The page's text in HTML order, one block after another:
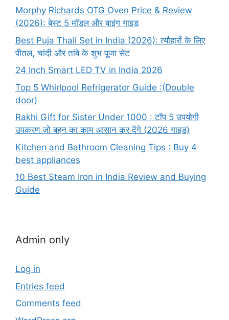
Morphy Richards OTG Oven Price & Review
(2026): बेस्ट 5 मॉडल और बाइंग गाइड
Best Puja Thali Set in India (2026): त्यौहारों के लिए
पीतल, चांदी और तांबे के शुभ पूजा सेट
24 Inch Smart LED TV in India 2026
Top 5 Whirlpool Refrigerator Guide :(Double
door)
Rakhi Gift for Sister Under 1000 : टॉप 5 उपयोगी
उपकरण जो बहन का काम आसान कर देंगे (2026 गाइड)
Kitchen and Bathroom Cleaning Tips : Buy 4
best appliances
10 Best Steam Iron in India Review and Buying
Guide
Admin only
Log in
Entries feed
Comments feed